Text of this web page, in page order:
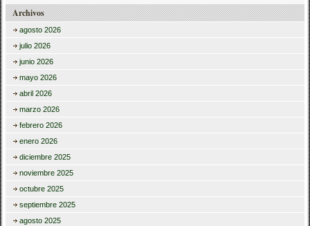
Archivos
agosto 2026
julio 2026
junio 2026
mayo 2026
abril 2026
marzo 2026
febrero 2026
enero 2026
diciembre 2025
noviembre 2025
octubre 2025
septiembre 2025
agosto 2025